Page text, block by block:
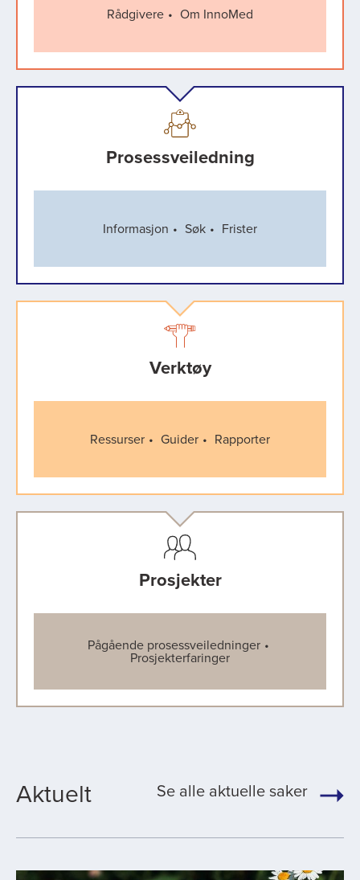
Rådgivere Om InnoMed
Prosessveiledning
Informasjon Søk Frister
Verktøy
Ressurser Guider Rapporter
Prosjekter
Pågående prosessveiledninger
Prosjekterfaringer
Aktuelt Se alle aktuelle saker